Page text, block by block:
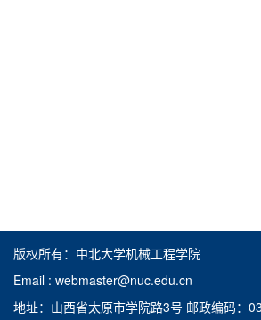
版权所有：中北大学机械工程学院
Email : webmaster@nuc.edu.cn
地址：山西省太原市学院路3号 邮政编码：